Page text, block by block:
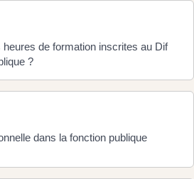
de formation inscrites au Dif
?
dans la fonction publique